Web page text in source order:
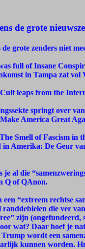
de grote
grote zenders niet
full of Insane
in Tampa zat vol
leaps from the
springt over
America Great
Smell of Fascism
in Amerika: De Geur
je al die
Q of QAnon.
“extreem rechtse
randdebielen die ver
zijn (ongefundeerd,
wat? Daar hoef je
wordt een
kunnen worden.